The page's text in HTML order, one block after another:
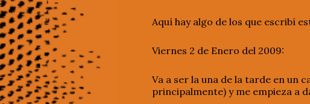
Aquí hay algo de los que escribí
Viernes 2 de Enero del 2009:
Va a ser la una de la tarde en un
principalmente) y me empieza a